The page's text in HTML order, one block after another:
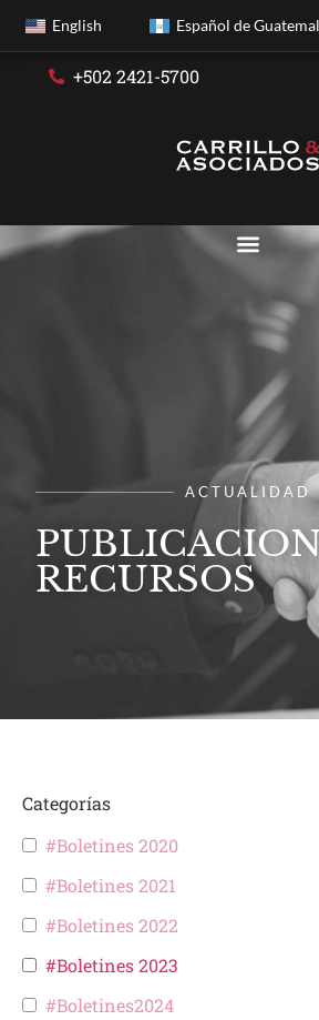
English Español de
+502 2421-5700
ACTUALIDAD
RECURSOS
Categorías
#Boletines 2020
#Boletines 2021
#Boletines 2022
#Boletines 2023
#Boletines2024